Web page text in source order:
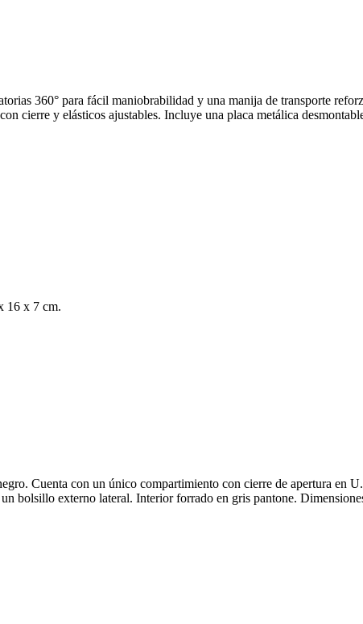
360° para fácil maniobrabilidad y una manija de transporte
cierre y elásticos ajustables. Incluye una placa metálica
16 x 7 cm.
Cuenta con un único compartimiento con cierre de apertura en
bolsillo externo lateral. Interior forrado en gris pantone.